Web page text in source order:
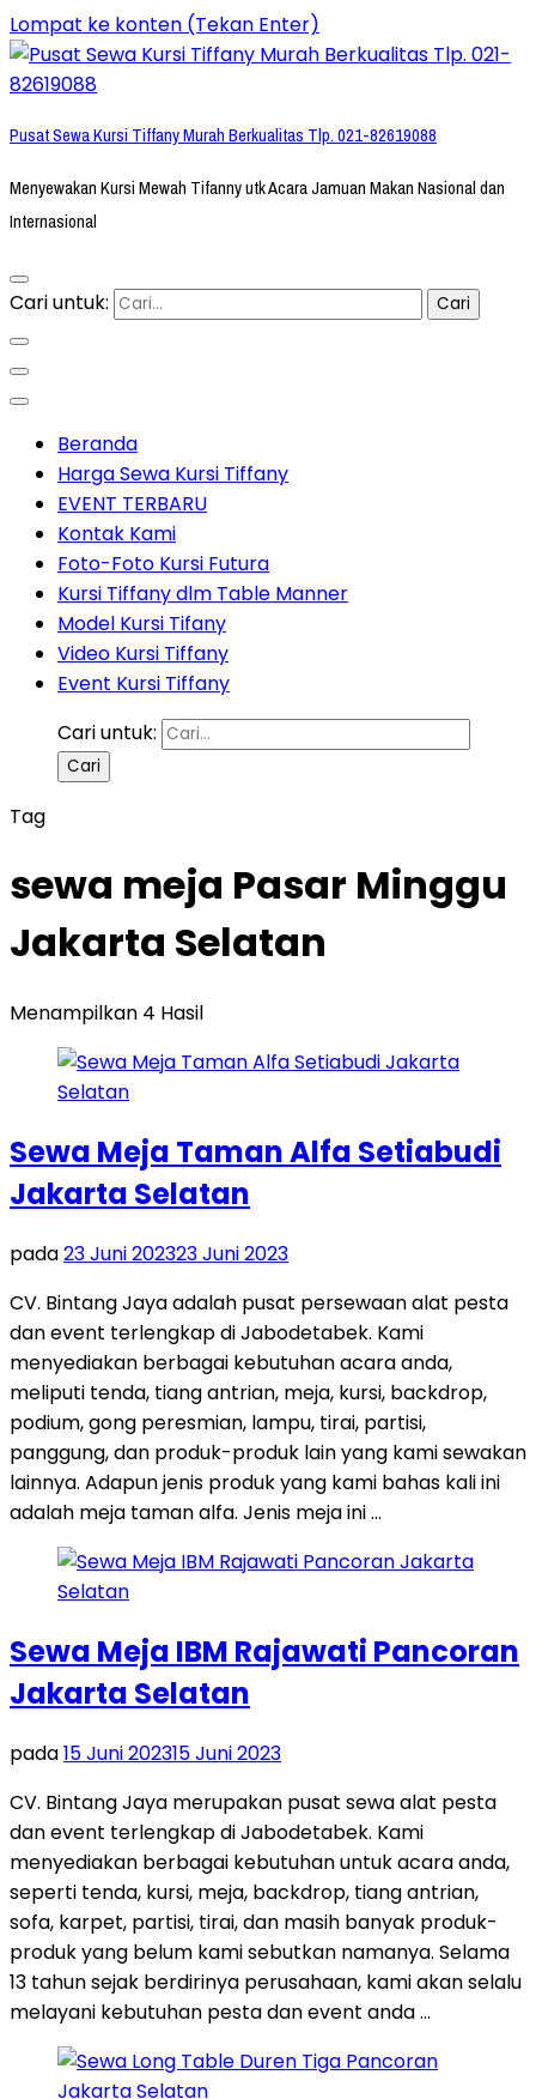
Lompat ke konten (Tekan Enter)
Pusat Sewa Kursi Tiffany Murah Berkualitas Tlp. 021-82619088
Menyewakan Kursi Mewah Tifanny utk Acara Jamuan Makan Nasional dan
Internasional
Cari untuk:
Beranda
Harga Sewa Kursi Tiffany
EVENT TERBARU
Kontak Kami
Foto-Foto Kursi Futura
Kursi Tiffany dlm Table Manner
Model Kursi Tifany
Video Kursi Tiffany
Event Kursi Tiffany
Cari untuk:
Tag
sewa meja Pasar Minggu
Jakarta Selatan
Menampilkan 4 Hasil
Sewa Meja Taman Alfa Setiabudi
Jakarta Selatan
pada23 Juni 202323 Juni 2023
CV. Bintang Jaya adalah pusat persewaan alat pesta
dan event terlengkap di Jabodetabek. Kami
menyediakan berbagai kebutuhan acara anda,
meliputi tenda, tiang antrian, meja, kursi, backdrop,
podium, gong peresmian, lampu, tirai, partisi,
panggung, dan produk-produk lain yang kami sewakan
lainnya. Adapun jenis produk yang kami bahas kali ini
adalah meja taman alfa. Jenis meja ini …
Sewa Meja IBM Rajawati Pancoran
Jakarta Selatan
pada15 Juni 202315 Juni 2023
CV. Bintang Jaya merupakan pusat sewa alat pesta
dan event terlengkap di Jabodetabek. Kami
menyediakan berbagai kebutuhan untuk acara anda,
seperti tenda, kursi, meja, backdrop, tiang antrian,
sofa, karpet, partisi, tirai, dan masih banyak produk-
produk yang belum kami sebutkan namanya. Selama
13 tahun sejak berdirinya perusahaan, kami akan selalu
melayani kebutuhan pesta dan event anda …